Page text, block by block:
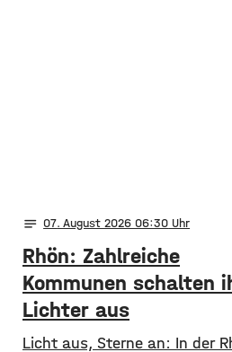
notes 07. August 2026 06:30
Rhön: Zahlreiche
Kommunen schalten
Lichter aus
Licht aus, Sterne an: In der